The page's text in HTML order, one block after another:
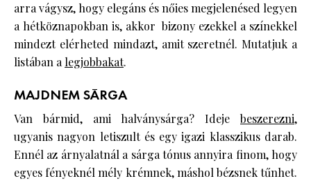
arra vágysz, hogy elegáns és nőies megjelenésed legyen
a hétköznapokban is, akkor bizony ezekkel a színekkel
mindezt elérheted mindazt, amit szeretnél. Mutatjuk a
listában alegjobbakat.
MAJDNEM SÁRGA
Van bármid, ami halványsárga? Ideje beszerezni,
ugyanis nagyon letiszult és egy igazi klasszikus darab.
Ennél az árnyalatnál a sárga tónus annyira finom, hogy
egyes fényeknél mély krémnek, máshol bézsnek tűnhet.